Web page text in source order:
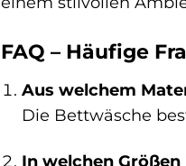
FAQ – Häufige
Aus welchem
Die Bettwäsche
In welchen